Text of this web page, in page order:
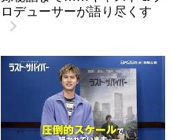
ロデューサーが語り尽くす